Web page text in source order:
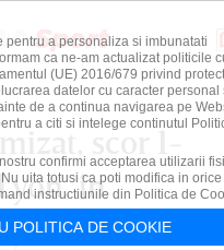
scor 1-
în
pentru a personaliza si imbunatati
ca ne-am actualizat politicile
(UE) 2016/679 privind
datelor cu caracter personal
de a continua navigarea pe
a citi si intelege continutul
confirmi acceptarea utilizarii
uita totusi ca poti modifica in orice
instructiunile din Politica de
POLITICA DE COOKIE